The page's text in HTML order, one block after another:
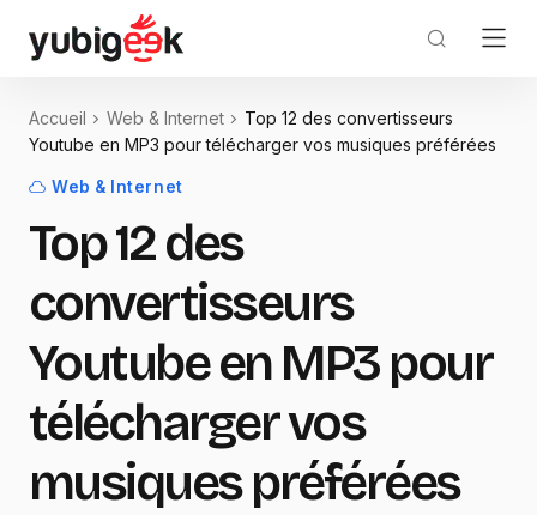
Accueil Web & Internet
Top 12 des convertisseurs
Youtube en MP3 pour télécharger vos musiques préférées
Web & Internet
Top 12 des
convertisseurs
Youtube en MP3 pour
télécharger vos
musiques préférées